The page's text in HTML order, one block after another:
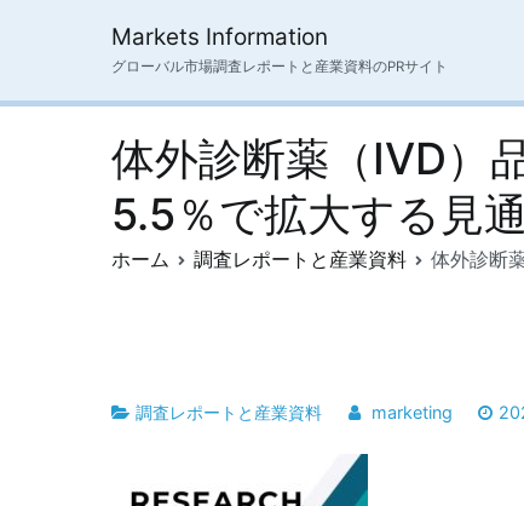
ス
Markets Information
グローバル市場調査レポートと産業資料のPRサイト
体外診断薬（IVD）
5.5％で拡大する見
ホーム 調査レポートと産業資料 体外診断
調査レポートと産業資料 marketing